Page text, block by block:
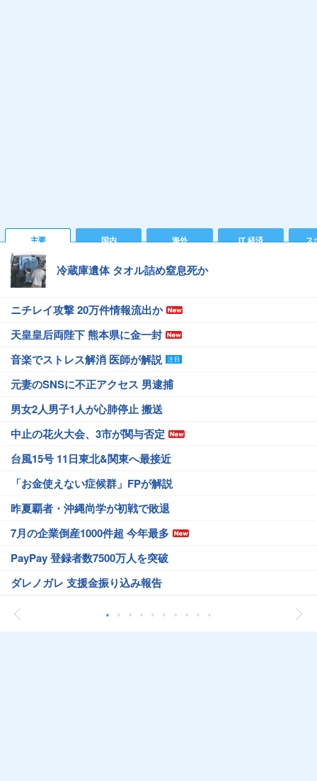
主要 国内 海外 IT 経済 ス
冷蔵庫遺体 タオル詰め窒息死か
ニチレイ攻撃 20万件情報流出か
天皇皇后両陛下 熊本県に金一封
音楽でストレス解消 医師が解説
元妻のSNSに不正アクセス 男逮捕
男女2人男子1人が心肺停止 搬送
中止の花火大会、3市が関与否定
台風15号 11日東北&関東へ最接近
「お金使えない症候群」FPが解説
昨夏覇者・沖縄尚学が初戦で敗退
7月の企業倒産1000件超 今年最多
PayPay 登録者数7500万人を突破
ダレノガレ 支援金振り込み報告